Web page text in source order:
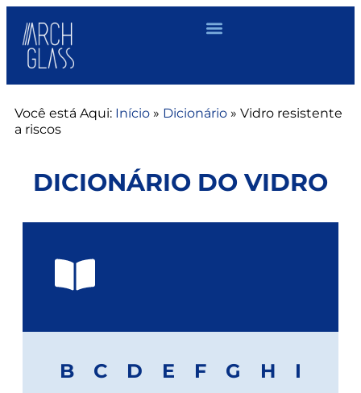
Você está Aqui: Início » Dicionário » Vidro resistente
a riscos
DICIONÁRIO DO VIDRO
B C D E F G H
I